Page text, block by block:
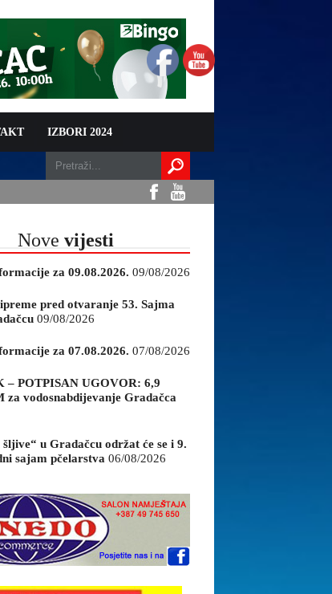
IZBORI 2024
Nove vijesti
za 09.08.2026. 09/08/2026
pred otvaranje 53. Sajma
09/08/2026
za 07.08.2026. 07/08/2026
– POTPISAN UGOVOR: 6,9
za vodosnabdijevanje Gradačca
u Gradačcu održat će se i 9.
sajam pčelarstva 06/08/2026